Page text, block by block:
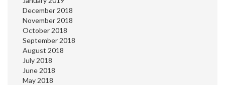
December 2018
November 2018
October 2018
September 2018
August 2018
July 2018
June 2018
May 2018